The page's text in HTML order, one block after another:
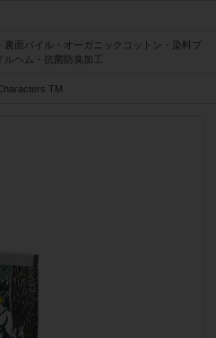
裏面パイル・オーガニックコットン・染料プ
ルヘム・抗菌防臭加工
TM